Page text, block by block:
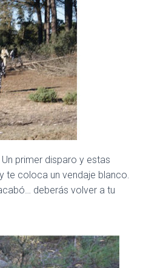
primer disparo y estas
te coloca un vendaje blanco.
deberás volver a tu